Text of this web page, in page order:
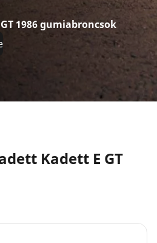
1986 gumiabroncsok
Kadett E GT